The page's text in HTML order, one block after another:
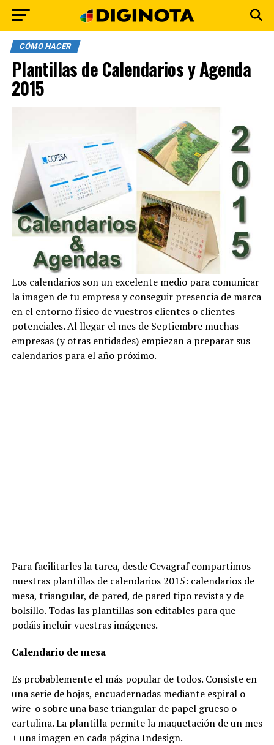
CÓMO HACER
Plantillas de Calendarios y Agenda
2015
Los calendarios son un excelente medio para comunicar
la imagen de tu empresa y conseguir presencia de marca
en el entorno físico de vuestros clientes o clientes
potenciales. Al llegar el mes de Septiembre muchas
empresas (y otras entidades) empiezan a preparar sus
calendarios para el año próximo.
Para facilitarles la tarea, desde Cevagraf compartimos
nuestras plantillas de calendarios 2015: calendarios de
mesa, triangular, de pared, de pared tipo revista y de
bolsillo. Todas las plantillas son editables para que
podáis incluir vuestras imágenes.
Calendario de mesa
Es probablemente el más popular de todos. Consiste en
una serie de hojas, encuadernadas mediante espiral o
wire-o sobre una base triangular de papel grueso o
cartulina. La plantilla permite la maquetación de un mes
+ una imagen en cada página Indesign.